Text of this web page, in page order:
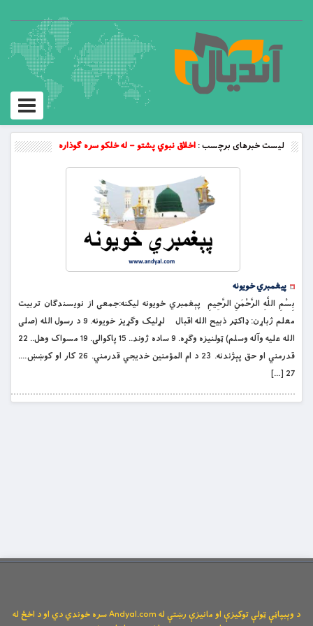
Toggle
لیست خبرهای برچسب :اخلاق نبوي پشتو – له خلکو سره ګوذاره
پیغمبري خویونه
بِسْمِ اللَّهِ الرَّحْمَنِ الرَّحِيمِ پېغمبري خويونه لیکنه:جمعی از نویسندګان تربیت
معلم ژباړن: ډاکټر ذبيح الله اقبال لړليک وګړيز خويونه. 9 د رسول الله (صلی
الله علیه وآله وسلم) ټولنيزه وګړه. 9 ساده ژوند.. 15 پاکوالى. 19 مسواک وهل.. 22
قدرمني او حق پېژندنه. 23 د ام المؤمنين خديجي قدرمني. 26 کار او کوښښ….
27 […]
د وېبپاڼې ټولې توکیزې او مانیزې رښتې له Andyal.com سره خوندي دي او د اخځ له